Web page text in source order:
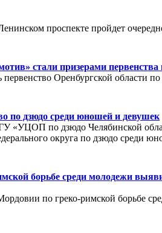
проспекте пройдет
стали призерами первенства
Оренбургской области по
по дзюдо среди юношей и девушек
«УЦОП по дзюдо Челябинской
округа по дзюдо среди
борьбе среди молодежи
по греко-римской борьбе